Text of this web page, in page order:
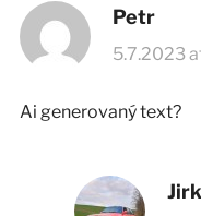
Petr
5.7.2023
Ai generovaný text?